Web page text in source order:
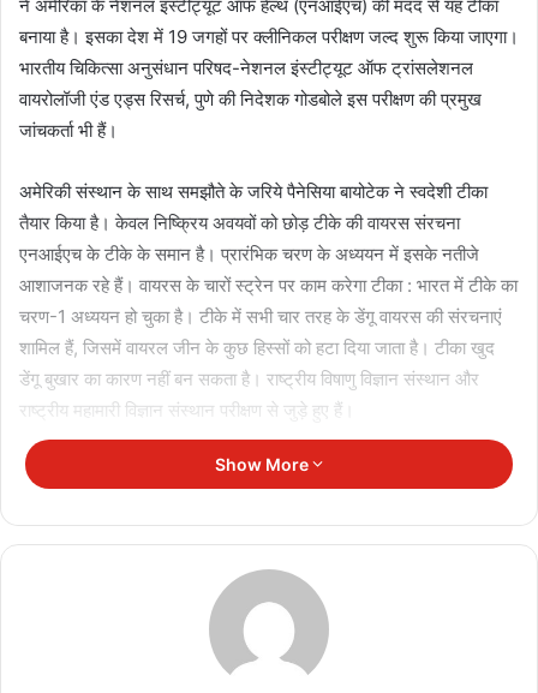
ने अमेरिका के नेशनल इंस्टीट्यूट ऑफ हेल्थ (एनआईएच) की मदद से यह टीका
बनाया है। इसका देश में 19 जगहों पर क्लीनिकल परीक्षण जल्द शुरू किया जाएगा।
भारतीय चिकित्सा अनुसंधान परिषद-नेशनल इंस्टीट्यूट ऑफ ट्रांसलेशनल
वायरोलॉजी एंड एड्स रिसर्च, पुणे की निदेशक गोडबोले इस परीक्षण की प्रमुख
जांचकर्ता भी हैं।
अमेरिकी संस्थान के साथ समझौते के जरिये पैनेसिया बायोटेक ने स्वदेशी टीका
तैयार किया है। केवल निष्क्रिय अवयवों को छोड़ टीके की वायरस संरचना
एनआईएच के टीके के समान है। प्रारंभिक चरण के अध्ययन में इसके नतीजे
आशाजनक रहे हैं। वायरस के चारों स्ट्रेन पर काम करेगा टीका : भारत में टीके का
चरण-1 अध्ययन हो चुका है। टीके में सभी चार तरह के डेंगू वायरस की संरचनाएं
शामिल हैं, जिसमें वायरल जीन के कुछ हिस्सों को हटा दिया जाता है। टीका खुद
डेंगू बुखार का कारण नहीं बन सकता है। राष्ट्रीय विषाणु विज्ञान संस्थान और
राष्ट्रीय महामारी विज्ञान संस्थान परीक्षण से जुड़े हुए हैं।
Show More